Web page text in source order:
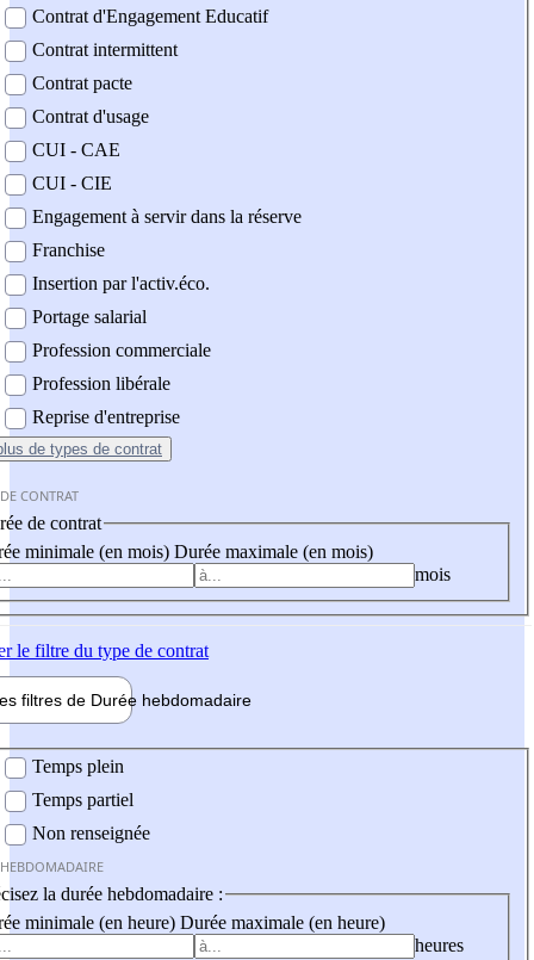
Contrat d'Engagement Educatif
Contrat intermittent
Contrat pacte
Contrat d'usage
CUI - CAE
CUI - CIE
Engagement à servir dans la réserve
Franchise
Insertion par l'activ.éco.
Portage salarial
Profession commerciale
Profession libérale
Reprise d'entreprise
de types de contrat
CONTRAT
de contrat
minimale (en mois) Durée maximale (en mois)
mois
le filtre du type de contrat
filtres de Durée hebdomadaire
Temps plein
Temps partiel
Non renseignée
la durée hebdomadaire :
minimale (en heure) Durée maximale (en heure)
heures